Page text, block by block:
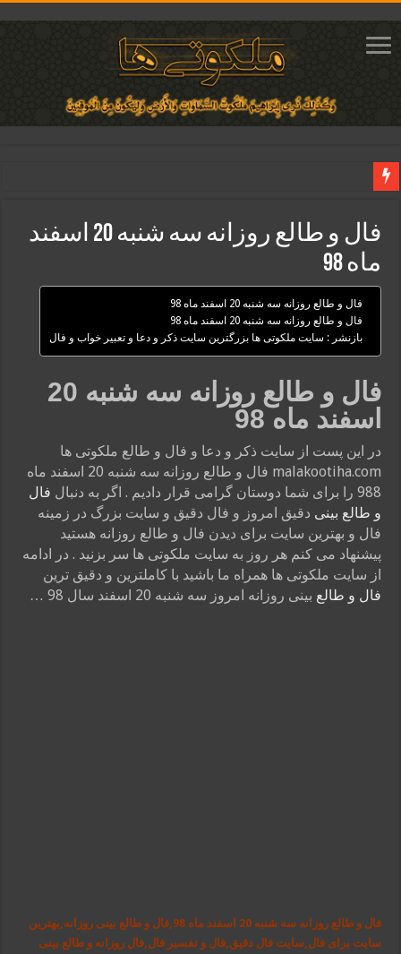
ختم آیات ۲ و ۳ سوره طلاق برای افزایش رزق و روزی | روش ختم، متن آیات و فضیلت
آیات قرآنی برای استجابت دعا و آسان شدن کارها و برآورده شدن حاجت
قویترین ذکر استجابت دعا و حاجت روایی | ذکر اسماء الحسنی برآورده شدن حاجت
دعای افزایش رزق و روزی و ثروتمند شدن | متن دعا و اذکار مجرب
فال و طالع روزانه سه شنبه 20 اسفند
ماه 98
فال و طالع روزانه سه شنبه 20 اسفند ماه 98
فال و طالع روزانه سه شنبه 20 اسفند ماه 98
بازنشر : سایت ملکوتی ها بزرگترین سایت ذکر و دعا و تعبیر خواب و فال
فال و طالع روزانه سه شنبه 20
اسفند ماه 98
در این پست از سایت ذکر و دعا و فال و طالع ملکوتی ها
malakootiha.com فال و طالع روزانه سه شنبه 20 اسفند ماه
988 را برای شما دوستان گرامی قرار دادیم . اگر به دنبال
فال
و طالع بینی دقیق امروز و فال دقیق و سایت بزرگ در زمینه
فال و بهترین سایت برای دیدن فال و طالع روزانه هستید
پیشنهاد می کنم هر روز به سایت ملکوتی ها سر بزنید . در ادامه
از سایت ملکوتی ها همراه ما باشید با کاملترین و دقیق ترین
فال و طالع بینی روزانه امروز سه شنبه 20 اسفند سال 98 …
فال و طالع روزانه سه شنبه 20 اسفند ماه 98,فال و طالع بینی روزانه,بهترین
سایت برای فال,سایت فال دقیق,فال و تفسیر فال,فال روزانه و طالع بینی